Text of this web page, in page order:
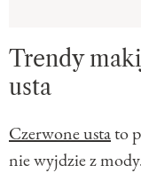
Trendy
usta
Czerwone ustato
nie wyjdzie z